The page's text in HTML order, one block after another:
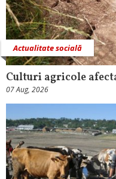
Actualitate socială
Culturi agricole
07 Aug, 2026